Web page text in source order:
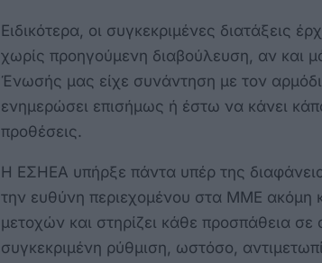
Ειδικότερα, οι συγκεκριμένες διατάξεις
χωρίς προηγούμενη διαβούλευση, αν και
Ένωσής μας είχε συνάντηση με τον
ενημερώσει επισήμως ή έστω να κάνει
προθέσεις.
Η ΕΣΗΕΑ υπήρξε πάντα υπέρ της
την ευθύνη περιεχομένου στα ΜΜΕ ακόμη
μετοχών και στηρίζει κάθε προσπάθεια
συγκεκριμένη ρύθμιση, ωστόσο,